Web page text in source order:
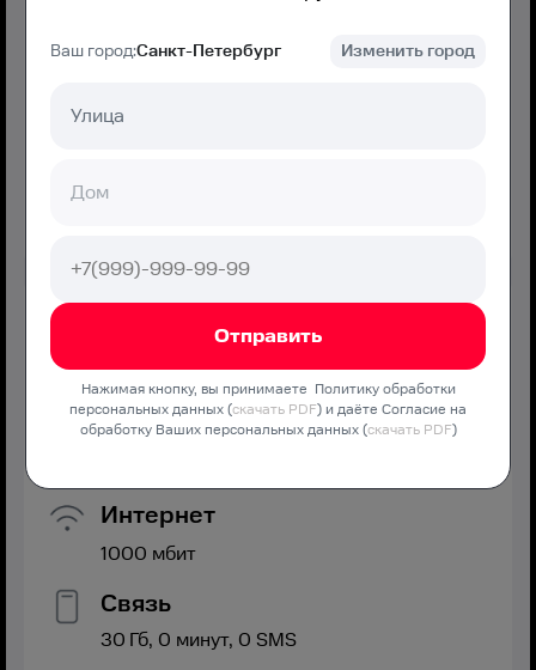
МТС Дома Хорошо
Оптимальная скорость без переплат и дополнительных
Интернет
1000 мбит
Связь
30 Гб, 0 минут, 0 SMS
Ваш город:Санкт-Петербург Изменить город
Нажимая кнопку, вы принимаете Политику обработки
персональных данных (скачать PDF) и даёте Согласие на
обработку Ваших персональных данных (скачать PDF)